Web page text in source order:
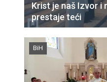
Krist je naš Izvor i
prestaje teći
BiH